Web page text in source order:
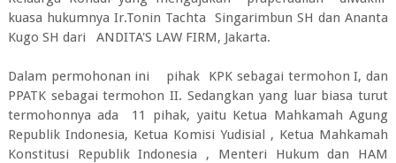
kuasa hukumnya Ir.Tonin Tachta Singarimbun SH dan Ananta
Kugo SH dari ANDITA'S LAW FIRM, Jakarta.
Dalam permohonan ini pihak KPK sebagai termohon I, dan
PPATK sebagai termohon II. Sedangkan yang luar biasa turut
termohonnya ada 11 pihak, yaitu Ketua Mahkamah Agung
Republik Indonesia, Ketua Komisi Yudisial , Ketua Mahkamah
Konstitusi Republik Indonesia , Menteri Hukum dan HAM